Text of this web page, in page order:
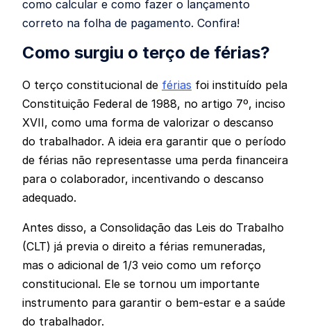
como calcular e como fazer o lançamento
correto na folha de pagamento. Confira!
Como surgiu o terço de férias?
O terço constitucional de férias foi instituído pela
Constituição Federal de 1988, no artigo 7º, inciso
XVII, como uma forma de valorizar o descanso
do trabalhador. A ideia era garantir que o período
de férias não representasse uma perda financeira
para o colaborador, incentivando o descanso
adequado.
Antes disso, a Consolidação das Leis do Trabalho
(CLT) já previa o direito a férias remuneradas,
mas o adicional de 1/3 veio como um reforço
constitucional. Ele se tornou um importante
instrumento para garantir o bem-estar e a saúde
do trabalhador.